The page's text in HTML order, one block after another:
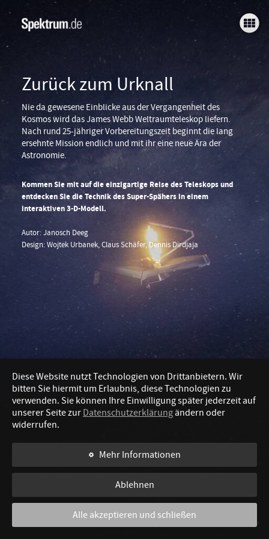
Zurück zum Urknall
Nie da gewesene Einblicke aus der Vergangenheit des
Kosmos wird das James Webb Weltraumteleskop liefern.
Nach rund 25-jähriger Vorbereitungszeit beginnt die lang
ersehnte Mission endlich und mit ihr eine neue Ära der
Astronomie.
Kommen Sie mit auf die einzigartige Reise des Teleskops und
entdecken Sie die Technik des Super-Spähers in einem
interaktiven 3-D-Modell.
Autor: Janosch Deeg
Design: Wojtek Urbanek, Claus Schäfer, Dennis Dirdjaja
Credits
Der zeitliche Ablauf
James Webb
Das JWST und Hubble im Vergleich
Das Teleskop im Detail
Lagrange Point 2: Eine Ortsbeschreibung
Diese Website nutzt Technologien von Drittanbietern. Wir
bitten Sie hiermit um Erlaubnis, diese Technologien zu
verwenden. Sie können Ihre Einwilligung später jederzeit auf
unserer Seite zur Datenschutzerklärung ändern oder
widerrufen.
Mehr Informationen
Ablehnen
Alle akzeptieren und schließen